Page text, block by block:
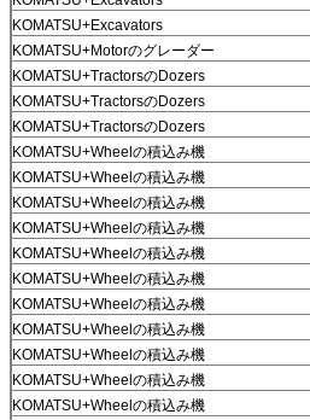
KOMATSU+Excavators
KOMATSU+Motorのグレーダー
KOMATSU+TractorsのDozers
KOMATSU+TractorsのDozers
KOMATSU+TractorsのDozers
KOMATSU+Wheelの積込み機
KOMATSU+Wheelの積込み機
KOMATSU+Wheelの積込み機
KOMATSU+Wheelの積込み機
KOMATSU+Wheelの積込み機
KOMATSU+Wheelの積込み機
KOMATSU+Wheelの積込み機
KOMATSU+Wheelの積込み機
KOMATSU+Wheelの積込み機
KOMATSU+Wheelの積込み機
KOMATSU+Wheelの積込み機